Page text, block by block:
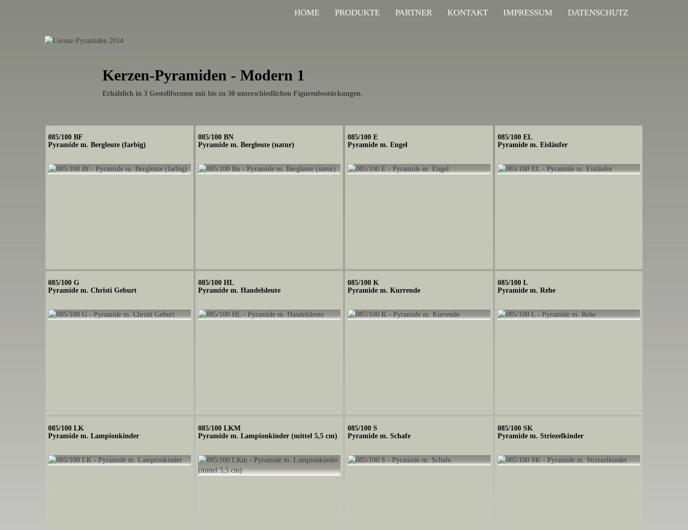
HOME PRODUKTE PARTNER KONTAKT IMPRESSUM DATENSCHUTZ
Kerzen-Pyramiden - Modern 1
Erhältlich in 3 Gestellformen mit bis zu 30 unterschiedlichen Figurenbestückungen.
085/100 BF
Pyramide m. Bergleute (farbig)
085/100 BN
Pyramide m. Bergleute (natur)
085/100 E
Pyramide m. Engel
085/100 EL
Pyramide m. Eisläufer
085/100 G
Pyramide m. Christi Geburt
085/100 HL
Pyramide m. Handelsleute
085/100 K
Pyramide m. Kurrende
085/100 L
Pyramide m. Rehe
085/100 LK
Pyramide m. Lampionkinder
085/100 LKM
Pyramide m. Lampionkinder (mittel 5,5 cm)
085/100 S
Pyramide m. Schafe
085/100 SK
Pyramide m. Striezelkinder